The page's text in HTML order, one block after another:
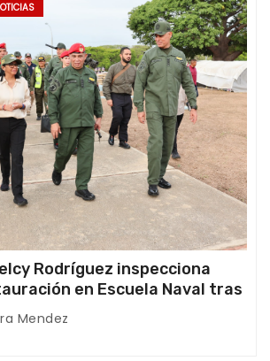
Rodríguez inspecciona
en Escuela Naval tras
en La Guaira
Mendez